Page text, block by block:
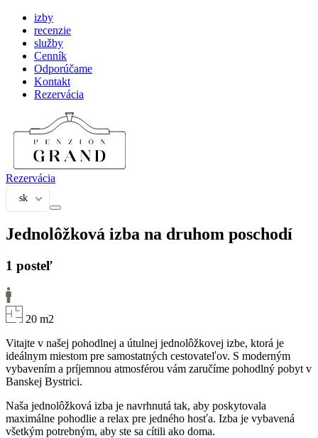
izby
recenzie
služby
Cenník
Odporúčame
Kontakt
Rezervácia
Rezervácia
sk
Jednolôžková izba na druhom poschodí
1 posteľ
20 m2
Vitajte v našej pohodlnej a útulnej jednolôžkovej izbe, ktorá je
ideálnym miestom pre samostatných cestovateľov. S moderným
vybavením a príjemnou atmosférou vám zaručíme pohodlný pobyt v
Banskej Bystrici.
Naša jednolôžková izba je navrhnutá tak, aby poskytovala
maximálne pohodlie a relax pre jedného hosťa. Izba je vybavená
všetkým potrebným, aby ste sa cítili ako doma.